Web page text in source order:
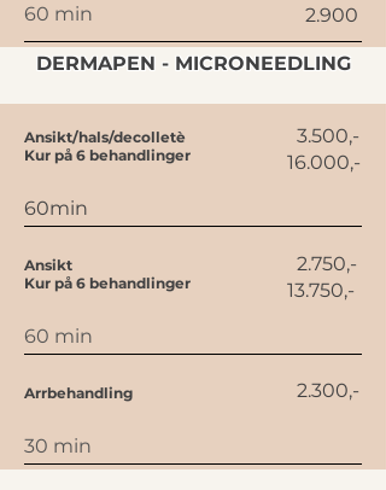
60 min 2.900
DERMAPEN - MICRONEEDLING
Ansikt/hals/decolletè
Kur på 6 behandlinger
3.500,-
16.000,-
60min
Ansikt
Kur på 6 behandlinger
2.750,-
13.750,-
60 min
Arrbehandling 2.300,-
30 min